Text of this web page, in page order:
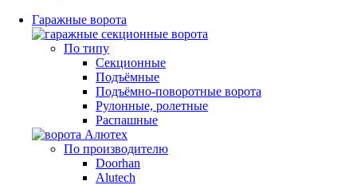
Гаражные ворота
По типу
Секционные
Подъёмные
Подъёмно-поворотные ворота
Рулонные, ролетные
Распашные
По производителю
Doorhan
Alutech